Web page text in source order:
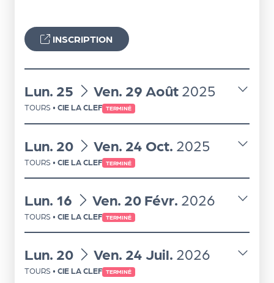
INSCRIPTION
du
Lun. 25 au
Ven. 29 Août 2025
TOURS • CIE LA CLEF TERMINÉ
du
Lun. 20 au
Ven. 24 Oct. 2025
TOURS • CIE LA CLEF TERMINÉ
du
Lun. 16 au
Ven. 20 Févr. 2026
TOURS • CIE LA CLEF TERMINÉ
du
Lun. 20 au
Ven. 24 Juil. 2026
TOURS • CIE LA CLEF TERMINÉ
Sui
vr
e
le
PR
O
G!
N
os
se
rvi
ce
s